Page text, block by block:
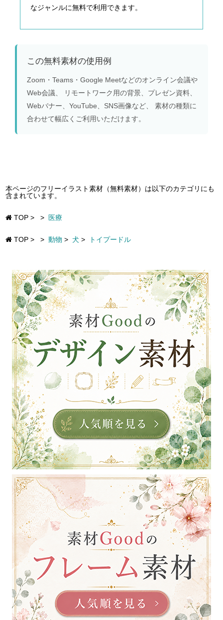
なジャンルに無料で利用できます。
この無料素材の使用例
Zoom・Teams・Google Meetなどのオンライン会議や
Web会議、 リモートワーク用の背景、プレゼン資料、
Webバナー、YouTube、SNS画像など、 素材の種類に
合わせて幅広くご利用いただけます。
本ページのフリーイラスト素材（無料素材）は以下のカテゴリにも
含まれています。
TOP > > 医療
TOP > > 動物 > 犬 > トイプードル